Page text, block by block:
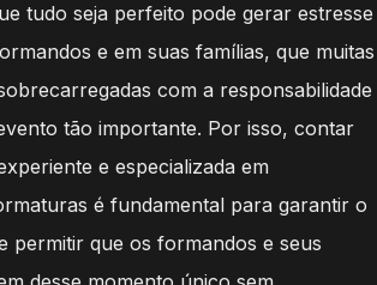
tudo seja perfeito pode gerar estresse
e em suas famílias, que muitas
com a responsabilidade
tão importante. Por isso, contar
e especializada em
é fundamental para garantir o
permitir que os formandos e seus